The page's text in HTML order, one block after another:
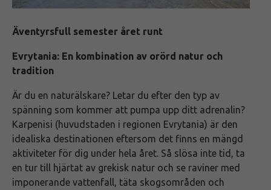
Äventyrsfull semester året runt
Evrytania: En kombination av orörd natur och
tradition
Är du en naturälskare? Letar du efter den typ av
spänning som kommer att pumpa upp ditt adrenalin?
Karpenisi (huvudstaden i regionen Evrytania) är den
idealiska destinationen eftersom det finns en mängd
aktiviteter för dig under hela året. Så slösa inte tid, ta
en tur till hjärtat av grekisk natur och se raviner med
imponerande vattenfall, täta skogsområden och